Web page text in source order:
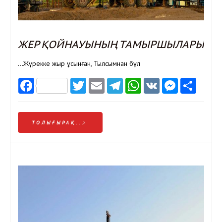
ЖЕР ҚОЙНАУЫНЫҢ ТАМЫРШЫЛАРЫ
…Жүрекке жыр ұсынған, Тылсымнан бұл
FacebookTwitter
EmailTelegram
WhatsApp
VK
ТОЛЫҒЫРАҚ...